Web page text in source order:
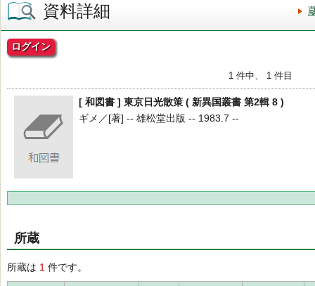
資料詳細
ログイン
1 件中、 1 件目
[ 和図書 ] 東京日光散策 ( 新異国叢書 第2輯 8 )
ギメ／[著] -- 雄松堂出版 -- 1983.7 --
所蔵
所蔵は 1 件です。